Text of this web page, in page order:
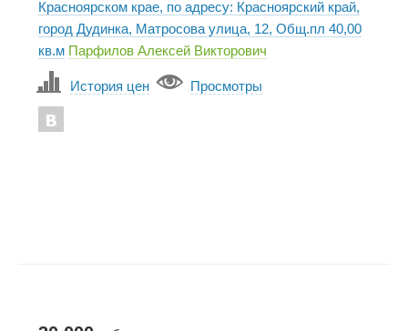
Красноярском крае, по адресу: Красноярский край,
город Дудинка, Матросова улица, 12, Общ.пл 40,00
кв.м Парфилов Алексей Викторович
История цен Просмотры